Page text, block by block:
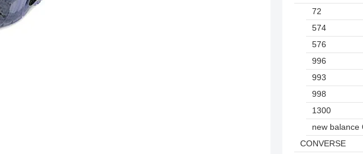
72
574
576
996
993
998
1300
new balance
CONVERSE